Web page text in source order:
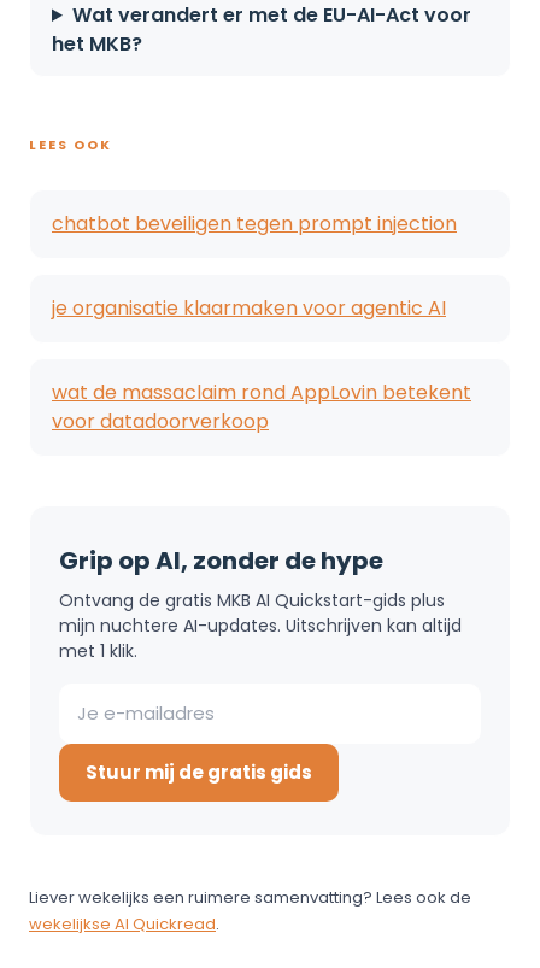
Wat verandert er met de EU-AI-Act voor
het MKB?
LEES OOK
chatbot beveiligen tegen prompt injection
je organisatie klaarmaken voor agentic AI
wat de massaclaim rond AppLovin betekent
voor datadoorverkoop
Grip op AI, zonder de hype
Ontvang de gratis MKB AI Quickstart-gids plus
mijn nuchtere AI-updates. Uitschrijven kan altijd
met 1 klik.
Stuur mij de gratis gids
Liever wekelijks een ruimere samenvatting? Lees ook de
wekelijkse AI Quickread.